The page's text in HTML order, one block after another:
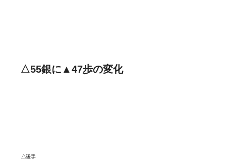
△55銀に▲47歩の変化